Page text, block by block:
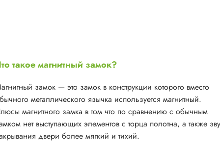
такое магнитный замок?
замок — это замок в конструкции которого вместо
металлического язычка используется магнитный.
магнитного замка в том что по сравнению с обычным
нет выступающих элементов с торца полотна, а также
двери более мягкий и тихий.